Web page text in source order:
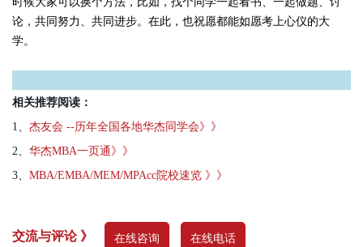
论，共同努力、共同进步。在此，也祝愿都能如愿考上心仪的大
学。
相关推荐阅读：
1、 杰友会 --历年全国各地华杰同学会》》
2、 华杰MBA一页通》》
3、 MBA/EMBA/MEM/MPAcc院校速览 》》
交流与评论 》 在线咨询 在线电话